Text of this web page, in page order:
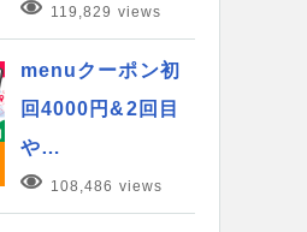
119,829 views
menuクーポン初
回4000円&2回目
や…
108,486 views